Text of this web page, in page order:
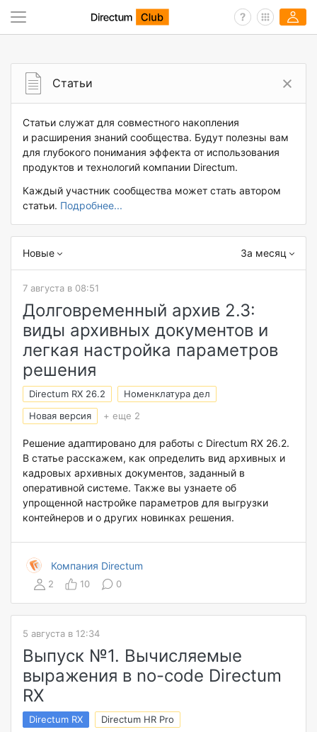
Статьи
Статьи служат для совместного накопления
и расширения знаний сообщества. Будут полезны вам
для глубокого понимания эффекта от использования
продуктов и технологий компании Directum.
Каждый участник сообщества может стать автором
статьи. Подробнее...
Новые За месяц
7 августа в 08:51
Долговременный архив 2.3:
виды архивных документов и
легкая настройка параметров
решения
Directum RX 26.2
Номенклатура дел
Новая версия
+ еще 2
Решение адаптировано для работы с Directum RX 26.2.
В статье расскажем, как определить вид архивных и
кадровых архивных документов, заданный в
оперативной системе. Также вы узнаете об
упрощенной настройке параметров для выгрузки
контейнеров и о других новинках решения.
Компания Directum
2 10 0
5 августа в 12:34
Выпуск №1. Вычисляемые
выражения в no-code Directum
RX
Directum RX
Directum HR Pro